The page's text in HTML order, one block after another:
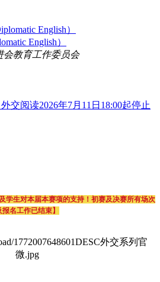
English）
会教育工作委员会
交阅读2026年7月11日18:00起停止
学生对本届本赛项的支持！初赛及决赛所有场次
报名工作已结束】